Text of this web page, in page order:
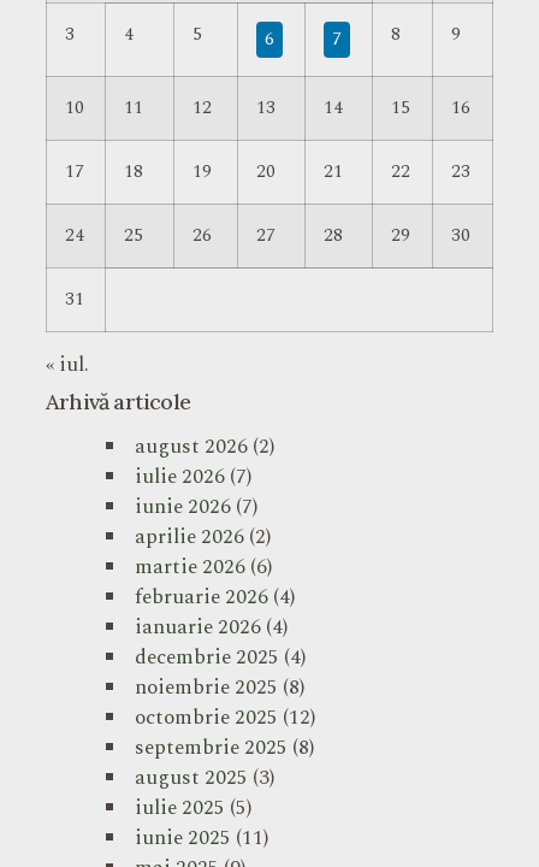
3 4 5 6 7 8 9
10 11 12 13 14 15 16
17 18 19 20 21 22 23
24 25 26 27 28 29 30
31
« iul.
Arhivă articole
august 2026(2)
iulie 2026(7)
iunie 2026(7)
aprilie 2026(2)
martie 2026(6)
februarie 2026(4)
ianuarie 2026(4)
decembrie 2025 (4)
noiembrie 2025 (8)
octombrie 2025 (12)
septembrie 2025 (8)
august 2025 (3)
iulie 2025 (5)
iunie 2025 (11)